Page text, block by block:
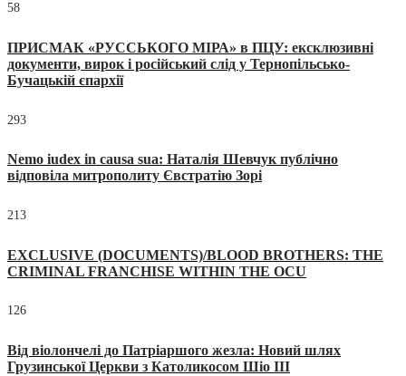
58
ПРИСМАК «РУССЬКОГО МІРА» в ПЦУ: ексклюзивні
документи, вирок і російський слід у Тернопільсько-
Бучацькій єпархії
293
Nemo iudex in causa sua: Наталія Шевчук публічно
відповіла митрополиту Євстратію Зорі
213
EXCLUSIVE (DOCUMENTS)/BLOOD BROTHERS: THE
CRIMINAL FRANCHISE WITHIN THE OCU
126
Від віолончелі до Патріаршого жезла: Новий шлях
Грузинської Церкви з Католикосом Шіо III